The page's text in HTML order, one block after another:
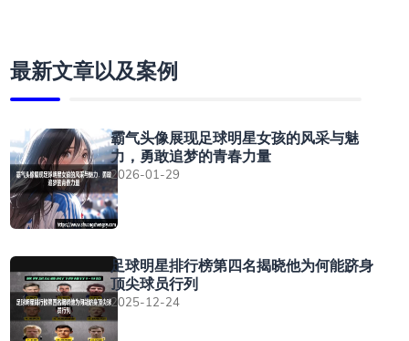
最新文章以及案例
霸气头像展现足球明星女孩的风采与魅
力，勇敢追梦的青春力量
2026-01-29
足球明星排行榜第四名揭晓他为何能跻身
顶尖球员行列
2025-12-24